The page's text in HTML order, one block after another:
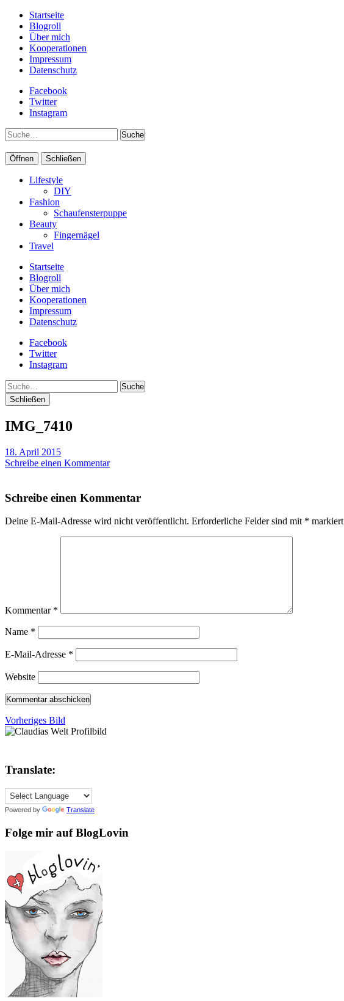
Startseite
Blogroll
Über mich
Kooperationen
Impressum
Datenschutz
Facebook
Twitter
Instagram
Suche
Öffnen Schließen
Lifestyle
DIY
Fashion
Schaufensterpuppe
Beauty
Fingernägel
Travel
Startseite
Blogroll
Über mich
Kooperationen
Impressum
Datenschutz
Facebook
Twitter
Instagram
Suche
Schließen
IMG_7410
18. April 2015
Schreibe einen Kommentar
Schreibe einen Kommentar
Deine E-Mail-Adresse wird nicht veröffentlicht. Erforderliche Felder sind mit * markiert
Kommentar *
Name *
E-Mail-Adresse *
Website
Vorheriges Bild
Translate:
Powered by Translate
Folge mir auf BlogLovin